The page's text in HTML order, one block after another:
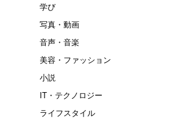
学び
写真・動画
音声・音楽
美容・ファッション
小説
IT・テクノロジー
ライフスタイル